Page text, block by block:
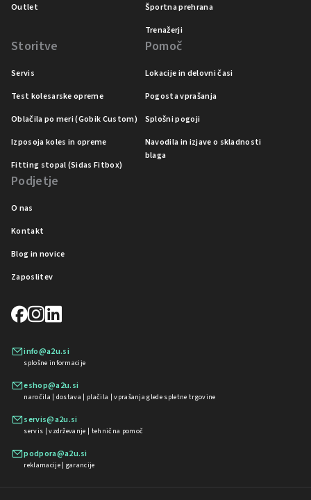
Outlet
Športna prehrana
Trenažerji
Storitve
Servis
Test kolesarske opreme
Oblačila po meri (Gobik Custom)
Izposoja koles in opreme
Fitting stopal (Sidas Fitbox)
Pomoč
Lokacije in delovni časi
Pogosta vprašanja
Splošni pogoji
Navodila in izjave o skladnosti
blaga
Podjetje
O nas
Kontakt
Blog in novice
Zaposlitev
info@a2u.si
splošne informacije
eshop@a2u.si
naročila | dostava | plačila | vprašanja glede spletne trgovine
servis@a2u.si
servis | vzdrževanje | tehnična pomoč
podpora@a2u.si
reklamacije | garancije